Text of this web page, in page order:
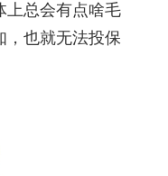
上总会有点啥毛
，也就无法投保